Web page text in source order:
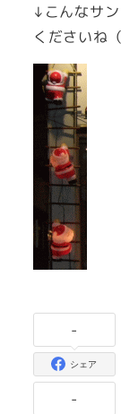
↓こんなサ
くださいね
-
シェア
-